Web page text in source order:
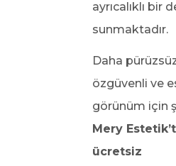
ayrıcalıklı bir
sunmaktadır.
Daha
özgüvenli ve
görünüm için
Mery
ücretsiz